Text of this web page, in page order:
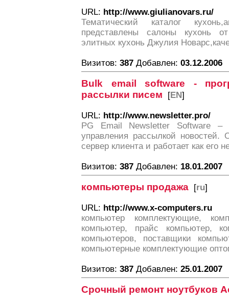
URL: http://www.giulianovars.ru/
Тематический каталог
представлены салоны кухонь
элитных кухонь Джулия
Визитов: 387 Добавлен: 03.12.2006
Bulk email software -
рассылки писем [EN]
URL: http://www.newsletter.pro/
PG Email Newsletter Software
управления рассылкой новостей.
сервер клиента и работает как его
Визитов: 387 Добавлен: 18.01.2007
компьютеры продажа [ru]
URL: http://www.x-computers.ru
компьютер комплектующие,
компьютер, прайс компьютер,
компьютеров, поставщики
компьютерные комплектующие
Визитов: 387 Добавлен: 25.01.2007
Срочный ремонт ноутбуков